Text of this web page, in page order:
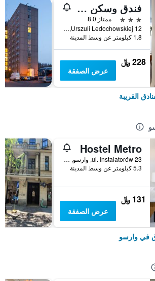
فندق وسكن بلاتينيوم فيلانوف
3 نجوم
ممتاز 8.0
Urszuli Ledochowskiej 12, وارسو, محافظة مازوفيا, بولندا
1.8 كيلومتر عن وسط المدينة
228 ﷼
عرض الصفقة
القريبة
Hostel Metro
ul. Instalatorów 23, وارسو, محافظة مازوفيا, بولندا
5.3 كيلومتر عن وسط المدينة
131 ﷼
عرض الصفقة
في وارسو